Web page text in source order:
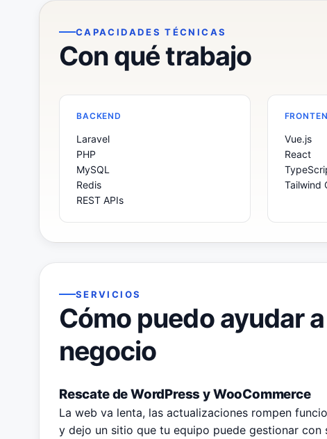
CAPACIDADES TÉCNICAS
Con qué trabajo
BACKEND
Laravel
PHP
MySQL
Redis
REST APIs
Vue.js
React
Tailwind
SERVICIOS
Cómo puedo ayudar
negocio
Rescate de WordPress y WooCommerce
La web va lenta, las actualizaciones rompen
y dejo un sitio que tu equipo puede gestionar con